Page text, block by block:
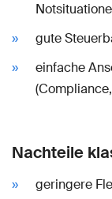
gute
einfache
Nachteile
geringere